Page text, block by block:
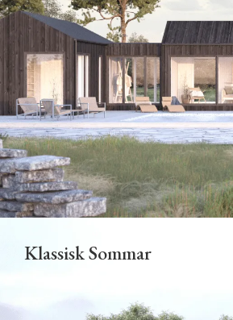
Klassisk Sommar